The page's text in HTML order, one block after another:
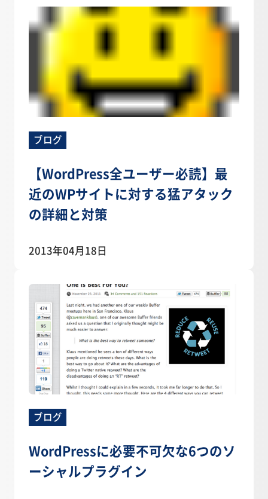
ブログ
【WordPress全ユーザー必読】最
近のWPサイトに対する猛アタック
の詳細と対策
2013年04月18日
ブログ
WordPressに必要不可欠な6つのソ
ーシャルプラグイン